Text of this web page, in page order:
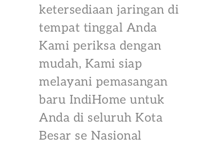
ketersediaan jaringan di
tempat tinggal Anda
Kami periksa dengan
mudah, Kami siap
melayani pemasangan
baru IndiHome untuk
Anda di seluruh Kota
Besar se Nasional